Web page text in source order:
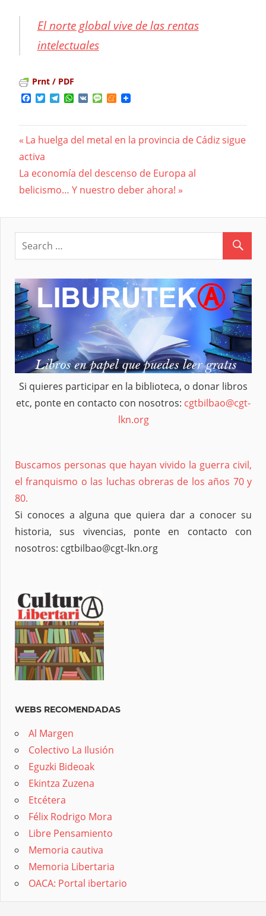
El norte global vive de las rentas
intelectuales
Prnt / PDF
Facebook
TwitterTelegram
WhatsApp
VK MessageMeneame
Navegación
de
Previous
Post:
La huelga del metal en la provincia de Cádiz sigue
activa
Next
Post:
La economía del descenso de Europa al
belicismo… Y nuestro deber ahora!
Si quieres participar en la biblioteca, o donar libros
etc, ponte en contacto con nosotros: cgtbilbao@cgt-
lkn.org
Buscamos personas que hayan vivido la guerra civil,
el franquismo o las luchas obreras de los años 70 y
80.
Si conoces a alguna que quiera dar a conocer su
historia, sus vivencias, ponte en contacto con
nosotros: cgtbilbao@cgt-lkn.org
WEBS RECOMENDADAS
Al Margen
Colectivo La Ilusión
Eguzki Bideoak
Ekintza Zuzena
Etcétera
Félix Rodrigo Mora
Libre Pensamiento
Memoria cautiva
Memoria Libertaria
OACA: Portal ibertario